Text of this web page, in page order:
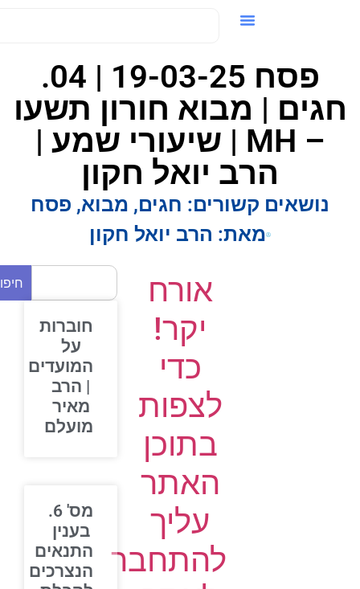
פסח 19-03-25 | 04.
| מבוא חורון תשעו
– MH | שיעורי שמע |
הרב יואל חקון
נושאים קשורים: חגים,מבוא,פסח
מאת:הרב יואל חקון
אורח
יקר!
כדי
לצפות
בתוכן
האתר
עליך
להתחבר
חיפוש
חוברות
על
המועדים
| הרב
מאיר
מועלם
מס' 6.
בענין
התנאים
הנצרכים